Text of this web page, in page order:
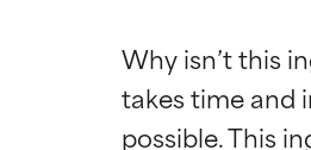
Why isn’t this
takes time and